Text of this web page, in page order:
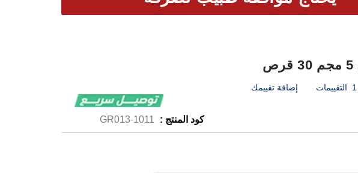
1 التقييمات إضافة تقييمك
كود المنتج : 1011-GR013